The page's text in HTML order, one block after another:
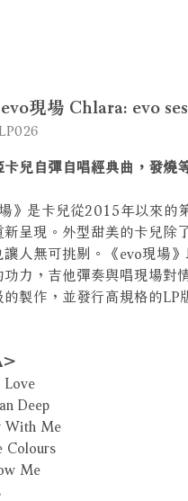
現場 Chlara: evo
兒自彈自唱經典曲，發燒
》是卡兒從2015年以來
新呈現。外型甜美的卡兒除
人無可挑剔。《evo現場
力，吉他彈奏與唱現場對
製作，並發行高規格的LP
Deep
With Me
Colours
Me